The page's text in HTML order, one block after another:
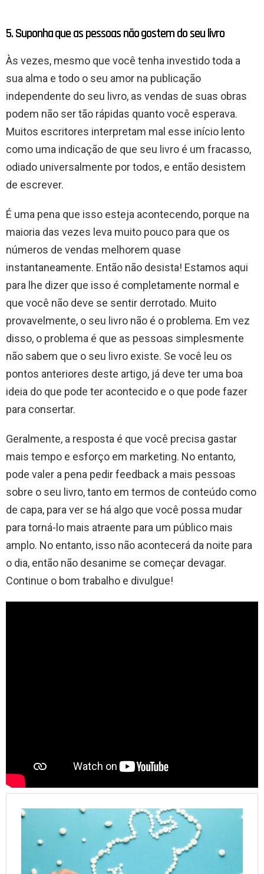
5. Suponha que as pessoas não gostem do seu livro
Às vezes, mesmo que você tenha investido toda a
sua alma e todo o seu amor na publicação
independente do seu livro, as vendas de suas obras
podem não ser tão rápidas quanto você esperava.
Muitos escritores interpretam mal esse início lento
como uma indicação de que seu livro é um fracasso,
odiado universalmente por todos, e então desistem
de escrever.
É uma pena que isso esteja acontecendo, porque na
maioria das vezes leva muito pouco para que os
números de vendas melhorem quase
instantaneamente. Então não desista! Estamos aqui
para lhe dizer que isso é completamente normal e
que você não deve se sentir derrotado. Muito
provavelmente, o seu livro não é o problema. Em vez
disso, o problema é que as pessoas simplesmente
não sabem que o seu livro existe. Se você leu os
pontos anteriores deste artigo, já deve ter uma boa
ideia do que pode ter acontecido e o que pode fazer
para consertar.
Geralmente, a resposta é que você precisa gastar
mais tempo e esforço em marketing. No entanto,
pode valer a pena pedir feedback a mais pessoas
sobre o seu livro, tanto em termos de conteúdo como
de capa, para ver se há algo que você possa mudar
para torná-lo mais atraente para um público mais
amplo. No entanto, isso não acontecerá da noite para
o dia, então não desanime se começar devagar.
Continue o bom trabalho e divulgue!